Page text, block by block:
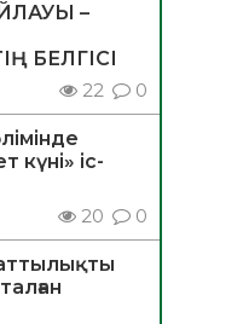
–
БЕЛГІСІ
22 0
күні» іс-
20 0